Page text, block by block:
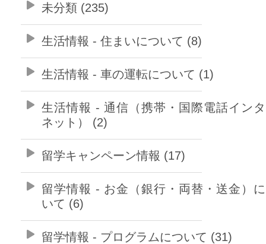
未分類 (235)
生活情報 - 住まいについて (8)
生活情報 - 車の運転について (1)
生活情報 - 通信（携帯・国際電話イン
ネット） (2)
留学キャンペーン情報 (17)
留学情報 - お金（銀行・両替・送金）
いて (6)
留学情報 - プログラムについて (31)